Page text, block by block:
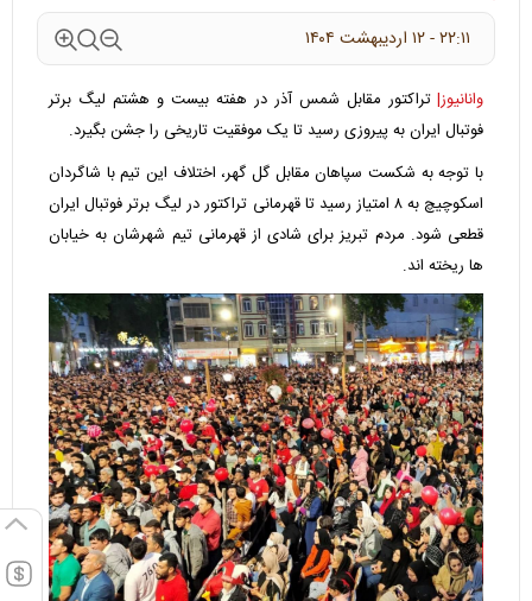
۲۲:۱۱ - ۱۲ ارديبهشت ۱۴۰۴
وانانیوز| تراکتور مقابل شمس آذر در هفته بیست و هشتم لیگ برتر
فوتبال ایران به پیروزی رسید تا یک موفقیت تاریخی را جشن بگیرد.
با توجه به شکست سپاهان مقابل گل گهر، اختلاف این تیم با شاگردان
اسکوچیچ به ۸ امتیاز رسید تا قهرمانی تراکتور در لیگ برتر فوتبال ایران
قطعی شود. مردم تبریز برای شادی از قهرمانی تیم شهرشان به خیابان
ها ریخته اند.